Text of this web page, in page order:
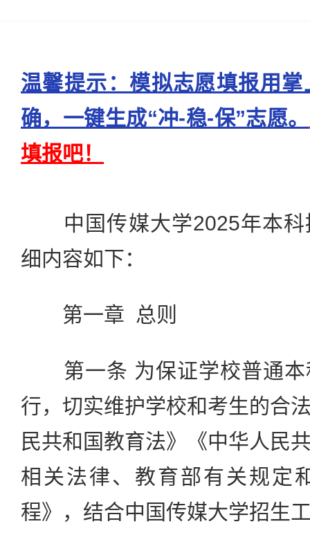
温馨提示：模拟志愿填报用
确，一键生成“冲-稳-保”志愿。
填报吧！
中国传媒大学2025年本科
细内容如下：
第一章 总则
第一条 为保证学校普通本
行，切实维护学校和考生的合
民共和国教育法》《中华人民
相关法律、教育部有关规定
程》，结合中国传媒大学招生